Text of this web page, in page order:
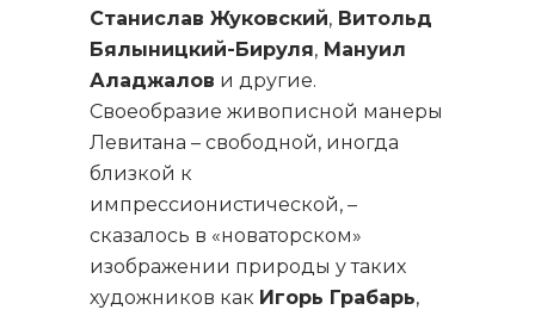
Станислав Жуковский, Витольд
Бялыницкий-Бируля, Мануил
Аладжалов и другие.
Своеобразие живописной манеры
Левитана – свободной, иногда
близкой к
импрессионистической, –
сказалось в «новаторском»
изображении природы у таких
художников как Игорь Грабарь,